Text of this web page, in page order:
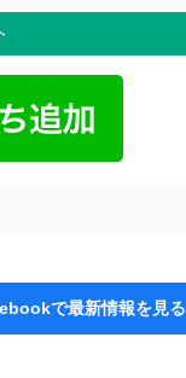
で最新情報を見る